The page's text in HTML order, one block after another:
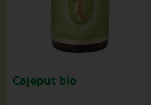
Cajeput bio